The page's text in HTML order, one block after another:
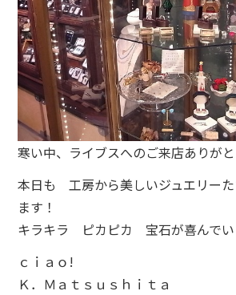
寒い中、ライブスへのご来店ありが
本日も 工房から美しいジュエリーた
ます！
キラキラ ピカピカ 宝石が喜んでい
ｃｉａｏ!
Ｋ．Ｍａｔｓｕｓｈｉｔａ